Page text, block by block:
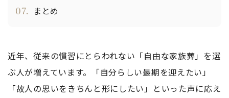
07. まとめ
近年、従来の慣習にとらわれない「自由な家族葬」を選
ぶ人が増えています。「自分らしい最期を迎えたい」
「故人の思いをきちんと形にしたい」といった声に応え